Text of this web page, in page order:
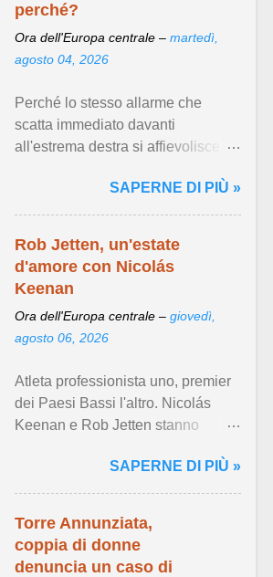
perché?
Ora dell'Europa centrale – martedì,
agosto 04, 2026
Perché lo stesso allarme che
scatta immediato davanti
all'estrema destra si affievolisce
di fondamentalismo islamista ...
Visualizza articolo ...
SAPERNE DI PIÙ »
Rob Jetten, un'estate
d'amore con Nicolás
Keenan
Ora dell'Europa centrale – giovedì,
agosto 06, 2026
Atleta professionista uno, premier
dei Paesi Bassi l'altro. Nicolás
Keenan e Rob Jetten stanno
visibilità LGBTQIA+. Visualizza
articolo ...
SAPERNE DI PIÙ »
Torre Annunziata,
coppia di donne
denuncia un caso di